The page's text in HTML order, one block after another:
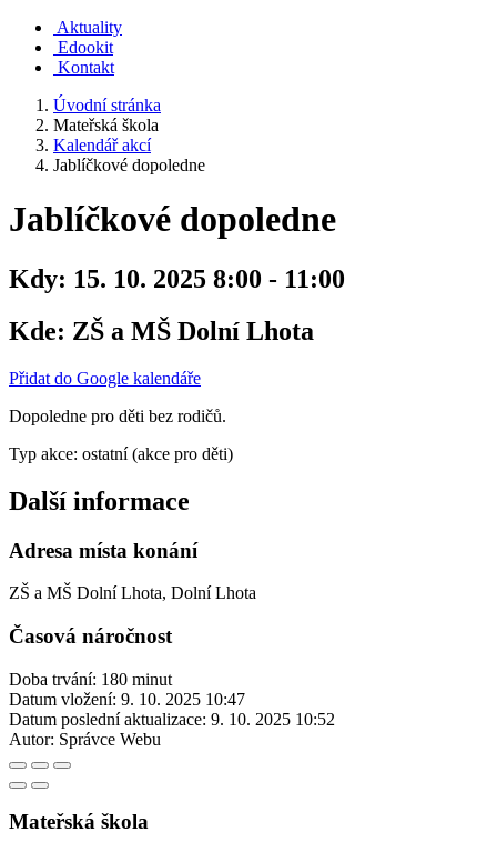
Aktuality
Edookit
Kontakt
Úvodní stránka
Mateřská škola
Kalendář akcí
Jablíčkové dopoledne
Jablíčkové dopoledne
Kdy: 15. 10. 2025 8:00 - 11:00
Kde: ZŠ a MŠ Dolní Lhota
Přidat do Google kalendáře
Dopoledne pro děti bez rodičů.
Typ akce: ostatní (akce pro děti)
Další informace
Adresa místa konání
ZŠ a MŠ Dolní Lhota, Dolní Lhota
Časová náročnost
Doba trvání: 180 minut
Datum vložení: 9. 10. 2025 10:47
Datum poslední aktualizace: 9. 10. 2025 10:52
Autor: Správce Webu
Mateřská škola